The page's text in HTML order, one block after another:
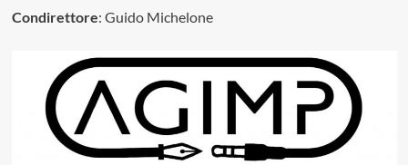
Condirettore: Guido Michelone